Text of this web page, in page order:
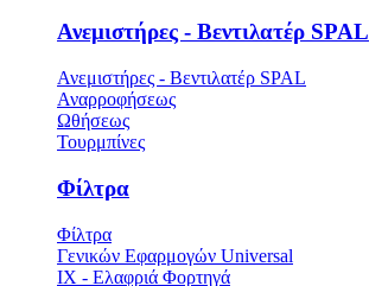
Ανεμιστήρες - Βεντιλατέρ SPAL
Ανεμιστήρες - Βεντιλατέρ SPAL
Αναρροφήσεως
Ωθήσεως
Τουρμπίνες
Φίλτρα
Φίλτρα
Γενικών Εφαρμογών Universal
ΙΧ - Ελαφριά Φορτηγά